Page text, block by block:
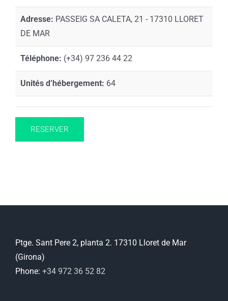
Adresse: PASSEIG SA CALETA, 21 - 17310 LLORET
DE MAR
Téléphone: (+34) 97 236 44 22
Unités d’hébergement: 64
RESERVER
Ptge. Sant Pere 2, planta 2. 17310 Lloret de Mar
(Girona)
Phone: +34 972 36 52 82